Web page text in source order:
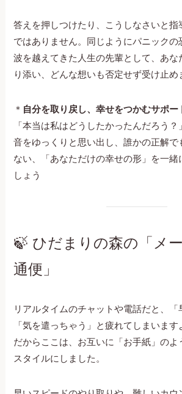
答えを押しつけたり、こうしなさいと指
ではありません。同じようにパニックの
波を越えてきた人生の先輩として、あな
り添い、どんな想いも否定せず受け止め
＊ 自分を取り戻し、幸せをつかむサポー
「本当は私はどうしたかったんだろう
音をゆっくりと思い出し、誰かの正解で
ない、「あなただけの幸せの形」を一緒
しょう
🍃 ひだまりの森の「メ
通便」
リアルタイムのチャットや電話だと、「
「気を遣っちゃう」と疲れてしまいます
だからここは、お互いに「お手紙」のよ
スタイルにしました。